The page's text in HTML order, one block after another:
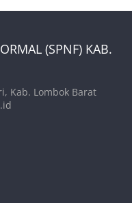
(SPNF) KAB.
Kab. Lombok Barat